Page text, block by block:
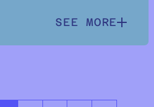
SEE MORE
SEE MORE